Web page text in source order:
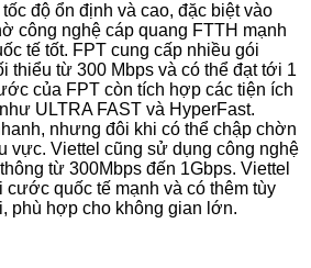
độ ổn định và cao, đặc biệt vào
công nghệ cáp quang FTTH mạnh
tế tốt. FPT cung cấp nhiều gói
thiểu từ 300 Mbps và có thể đạt tới 1
của FPT còn tích hợp các tiện ích
ULTRA FAST và HyperFast.
nhưng đôi khi có thể chập chờn
vực. Viettel cũng sử dụng công nghệ
từ 300Mbps đến 1Gbps. Viettel
cước quốc tế mạnh và có thêm tùy
phù hợp cho không gian lớn.